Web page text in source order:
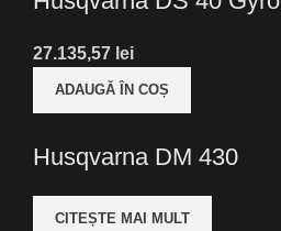
lei
ADAUGĂ ÎN COȘ
Husqvarna DM 430
CITEȘTE MAI MULT